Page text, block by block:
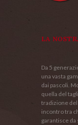
LA
Da 5
una vasta
dai pascoli.
quella del
tradizione
incontro tra
garantisce